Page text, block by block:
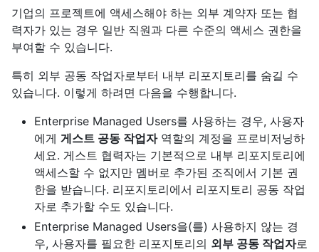
기업의 프로젝트에 액세스해야 하는 외부 계약자 또는 협
력자가 있는 경우 일반 직원과 다른 수준의 액세스 권한을
부여할 수 있습니다.
특히 외부 공동 작업자로부터 내부 리포지토리를 숨길 수
있습니다. 이렇게 하려면 다음을 수행합니다.
Enterprise Managed Users를 사용하는 경우, 사용자
에게 게스트 공동 작업자역할의 계정을 프로비저닝하
세요. 게스트 협력자는 기본적으로 내부 리포지토리에
액세스할 수 없지만 멤버로 추가된 조직에서 기본 권
한을 받습니다. 리포지토리에서 리포지토리 공동 작업
자로 추가할 수도 있습니다.
Enterprise Managed Users을(를) 사용하지 않는 경
우, 사용자를 필요한 리포지토리의 외부 공동 작업자로